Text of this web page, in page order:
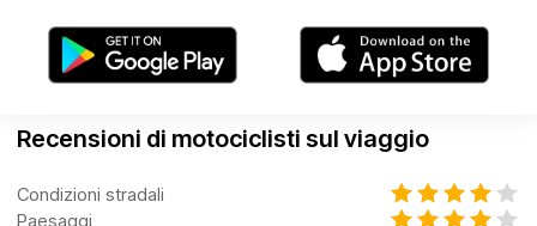
Recensioni di motociclisti sul viaggio
Condizioni stradali
Paesaggi